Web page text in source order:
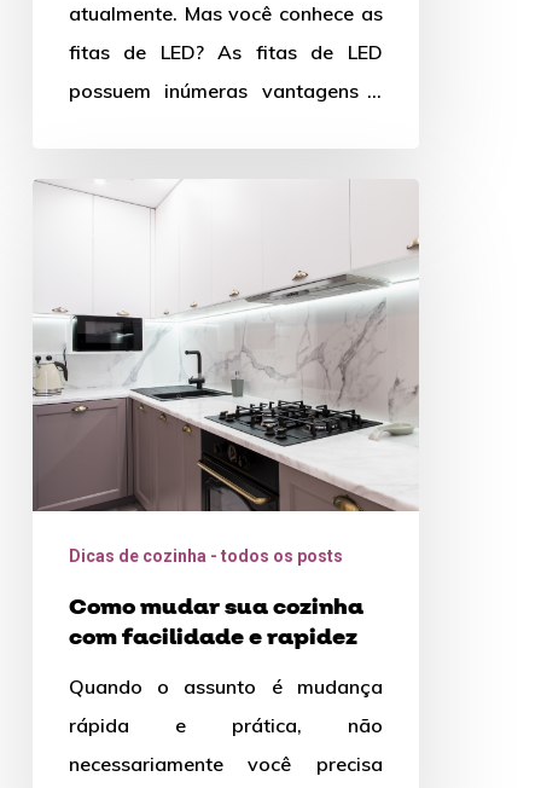
atualmente. Mas você conhece as
fitas de LED? As fitas de LED
possuem inúmeras vantagens e
Como
cozinha
com
facilidade
Dicas de cozinha - todos os posts
Como mudar sua cozinha
com facilidade e rapidez
Quando o assunto é mudança
rápida e prática, não
necessariamente você precisa